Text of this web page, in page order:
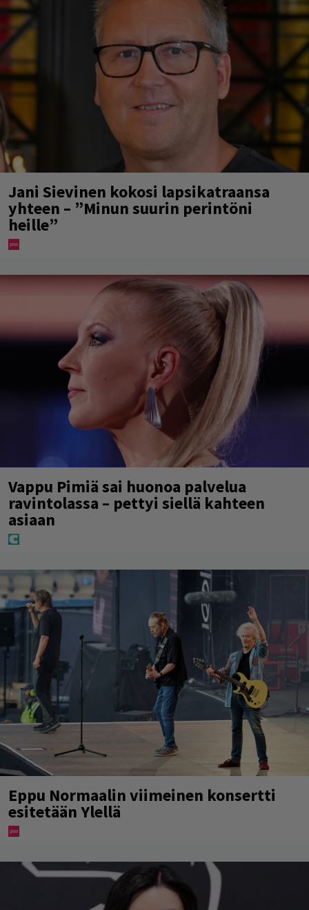
Jani Sievinen kokosi lapsikatraansa
yhteen – ”Minun suurin perintöni
heille”
Vappu Pimiä sai huonoa palvelua
ravintolassa – pettyi siellä kahteen
asiaan
Eppu Normaalin viimeinen konsertti
esitetään Ylellä